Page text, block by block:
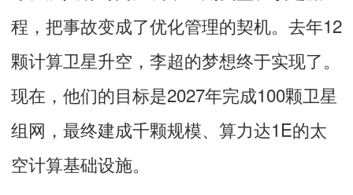
程，把事故变成了优化管理的契机。去年12
颗计算卫星升空，李超的梦想终于实现了。
现在，他们的目标是2027年完成100颗卫星
组网，最终建成千颗规模、算力达1E的太
空计算基础设施。